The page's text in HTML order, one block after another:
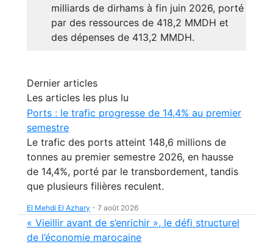
milliards de dirhams à fin juin 2026, porté
par des ressources de 418,2 MMDH et
des dépenses de 413,2 MMDH.
Dernier articles
Les articles les plus lu
Ports : le trafic progresse de 14,4% au premier
semestre
Le trafic des ports atteint 148,6 millions de
tonnes au premier semestre 2026, en hausse
de 14,4%, porté par le transbordement, tandis
que plusieurs filières reculent.
El Mehdi El Azhary - 7 août 2026
« Vieillir avant de s’enrichir », le défi structurel
de l’économie marocaine